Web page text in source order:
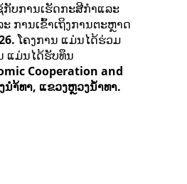
ບການເຮັດກະສີກຳແລະ
ການເຂົ້າເຖິງການຕະຫຼາດ
ໂຄງການ ແມ່ນໄດ້ຮ່ວມ
ແມ່ນໄດ້ຮັບທຶນ
Cooperation and
ຳ້ທາ, ແຂວງຫຼວງນໍ້າທາ.